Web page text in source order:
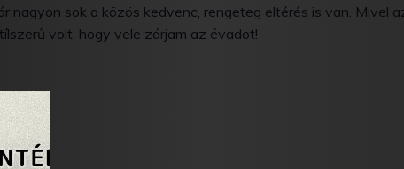
nagyon sok a közös kedvenc, rengeteg eltérés is van. Mivel
volt, hogy vele zárjam az évadot!